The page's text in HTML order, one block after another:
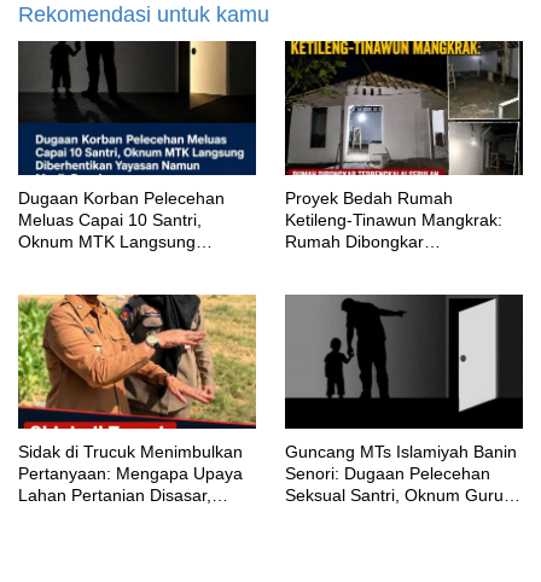
Rekomendasi untuk kamu
‎Dugaan Korban Pelecehan
Meluas Capai 10 Santri,
Oknum MTK Langsung
Proyek Bedah Rumah
Ketileng-Tinawun Mangkrak:
Rumah Dibongkar
‎Sidak di Trucuk Menimbulkan
Pertanyaan: Mengapa Upaya
Lahan Pertanian Disasar,
Guncang MTs Islamiyah Banin
Senori: Dugaan Pelecehan
Seksual Santri, Oknum Guru